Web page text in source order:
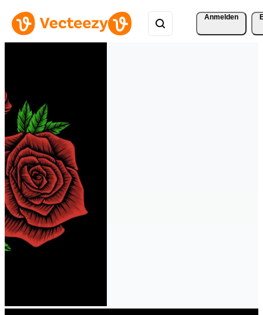
Anmelden